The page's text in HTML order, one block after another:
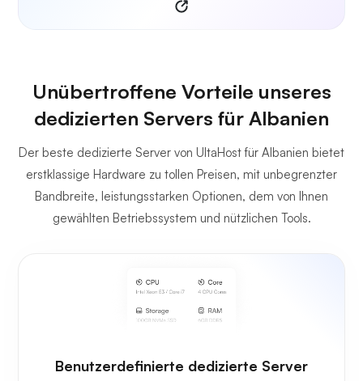
Unübertroffene Vorteile unseres
dedizierten Servers für Albanien
Der beste dedizierte Server von UltaHost für Albanien bietet
erstklassige Hardware zu tollen Preisen, mit unbegrenzter
Bandbreite, leistungsstarken Optionen, dem von Ihnen
gewählten Betriebssystem und nützlichen Tools.
Benutzerdefinierte dedizierte Server